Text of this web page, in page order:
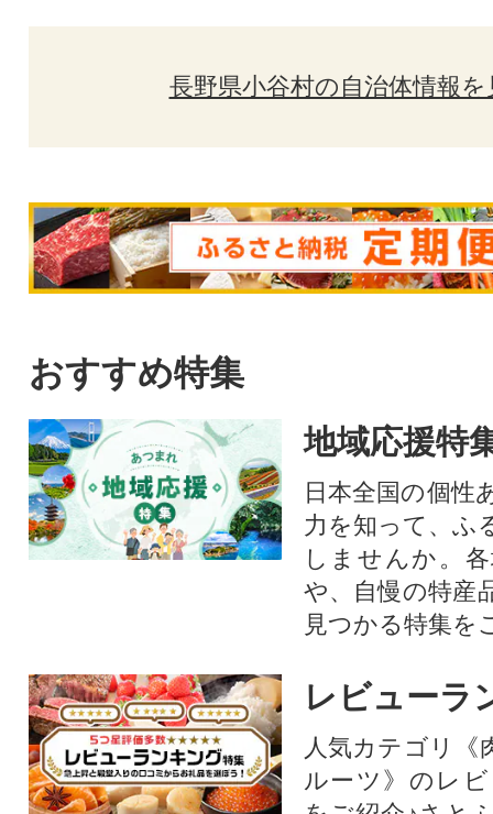
長野県小谷村の自治体情報を
おすすめ特集
地域応援特
日本全国の個性
力を知って、ふ
しませんか。
や、自慢の特産
見つかる特集を
レビューラ
人気カテゴリ《
ルーツ》のレ